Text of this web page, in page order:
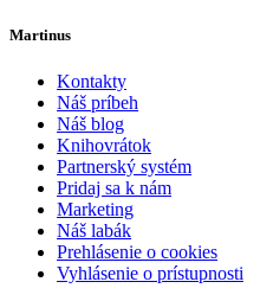
Martinus
Kontakty
Náš príbeh
Náš blog
Knihovrátok
Partnerský systém
Pridaj sa k nám
Marketing
Náš labák
Prehlásenie o cookies
Vyhlásenie o prístupnosti